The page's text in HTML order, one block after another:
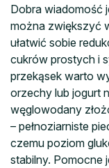
Dobra wiadomość
można zwiększyć
ułatwić sobie
cukrów prostych i
przekąsek warto
orzechy lub jogurt
węglowodany
– pełnoziarniste
czemu poziom
stabilny. Pomocne